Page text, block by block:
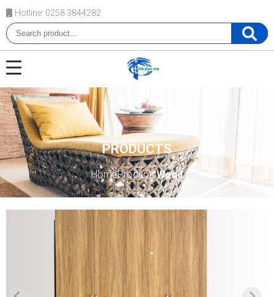
Hotline: 0258 3844282
PRODUCTS
HomeProductsWood